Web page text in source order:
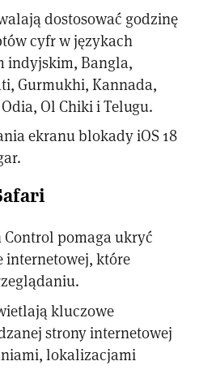
dostosować godzinę
cyfr w językach
indyjskim, Bangla,
Gurmukhi, Kannada,
Ol Chiki i Telugu.
ekranu blokady iOS 18
pomaga ukryć
internetowej, które
kluczowe
strony internetowej
lokalizacjami